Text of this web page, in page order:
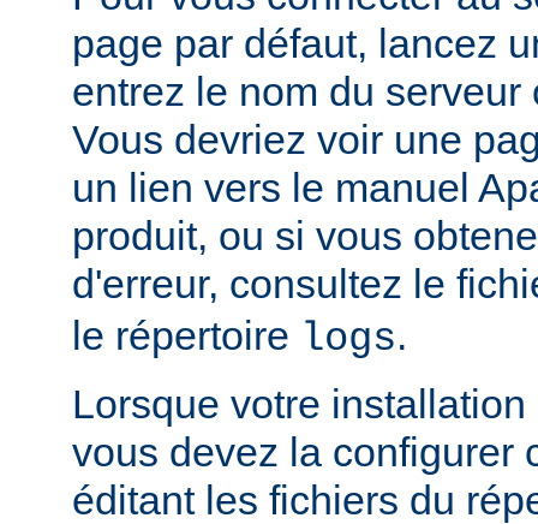
page par défaut, lancez
entrez le nom du serveur
Vous devriez voir une
un lien vers le manuel
produit, ou si vous
d'erreur, consultez le
le répertoire logs.
Lorsque votre
vous devez la configurer
éditant les fichiers du